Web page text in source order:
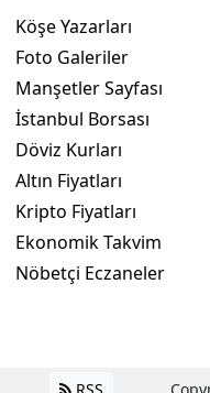
Köşe Yazarları
Foto Galeriler
Manşetler Sayfası
İstanbul Borsası
Döviz Kurları
Altın Fiyatları
Kripto Fiyatları
Ekonomik Takvim
Nöbetçi Eczaneler